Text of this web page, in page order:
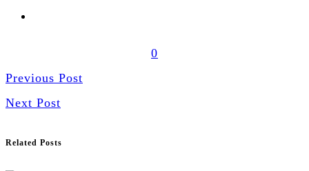
0
Previous Post
Next Post
Related Posts